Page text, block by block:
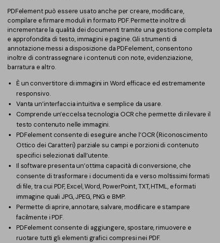
PDFelement può essere usato anche per creare, modificare,
compilare e firmare moduli in formato PDF. Permette inoltre di
incrementare la qualità dei documenti tramite una gestione completa
e approfondita di testo, immagini e pagine. Gli strumenti di
annotazione messi a disposizione da PDFelement, consentono
inoltre di contrassegnare i contenuti con note, evidenziazione,
barratura e altro.
È un convertitore di immagini in Word efficace ed estremamente
responsivo.
Vanta un’interfaccia intuitiva e semplice da usare.
Comprende un’eccelsa tecnologia OCR che permette di rilevare il
testo contenuto nelle immagini.
PDFelement consente di eseguire anche l’OCR (Riconoscimento
Ottico dei Caratteri) parziale su campi e porzioni di contenuto
specifici selezionati dall’utente.
Il software presenta un’ottima capacità di conversione, che
consente di trasformare i documenti da e verso moltissimi formati
di file, tra cui PDF, Excel, Word, PowerPoint, TXT, HTML, e formati
immagine quali JPG, JPEG, PNG e BMP.
Permette di aprire, annotare, salvare, modificare e stampare
facilmente i PDF.
PDFelement consente di aggiungere, spostare, rimuovere e
ruotare tutti gli elementi grafici compresi nei PDF.